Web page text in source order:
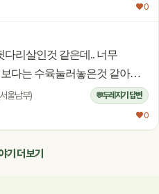
♥ 0
다리살인것 같은데.. 너무
첨부도 안되요~~
울남부) 💬두레지기 답변
♥ 0
기 더 보기